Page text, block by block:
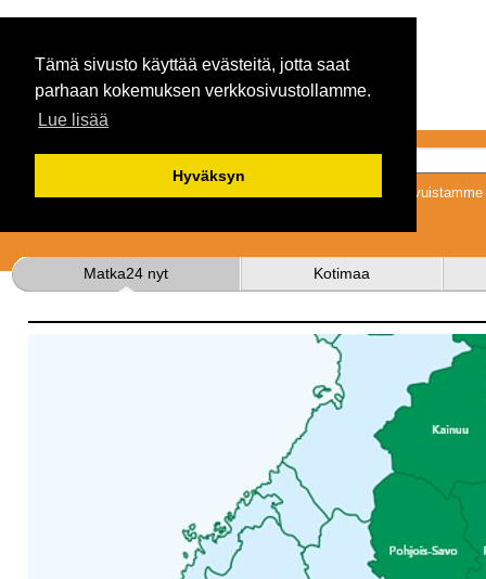
Tämä sivusto käyttää evästeitä, jotta saat
parhaan kokemuksen verkkosivustollamme.
Lue lisää
Hyväksyn
Tykkäämällä
Matka24 nyt Kotimaa